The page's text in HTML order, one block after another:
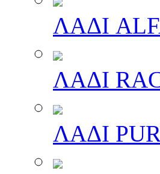
ΛΑΔΙ
ΛΑΔΙ
ΛΑΔΙ